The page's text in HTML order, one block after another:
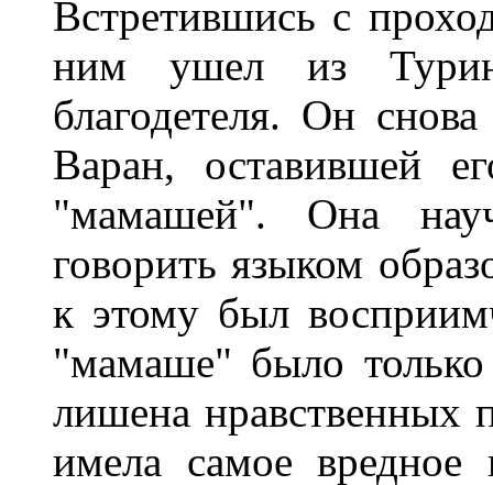
Встретившись с
ним ушел из
благодетеля. Он
Варан, оставившей
"мамашей". Она
говорить языком
к этому был
"мамаше" было
лишена нравственных
имела самое вредное